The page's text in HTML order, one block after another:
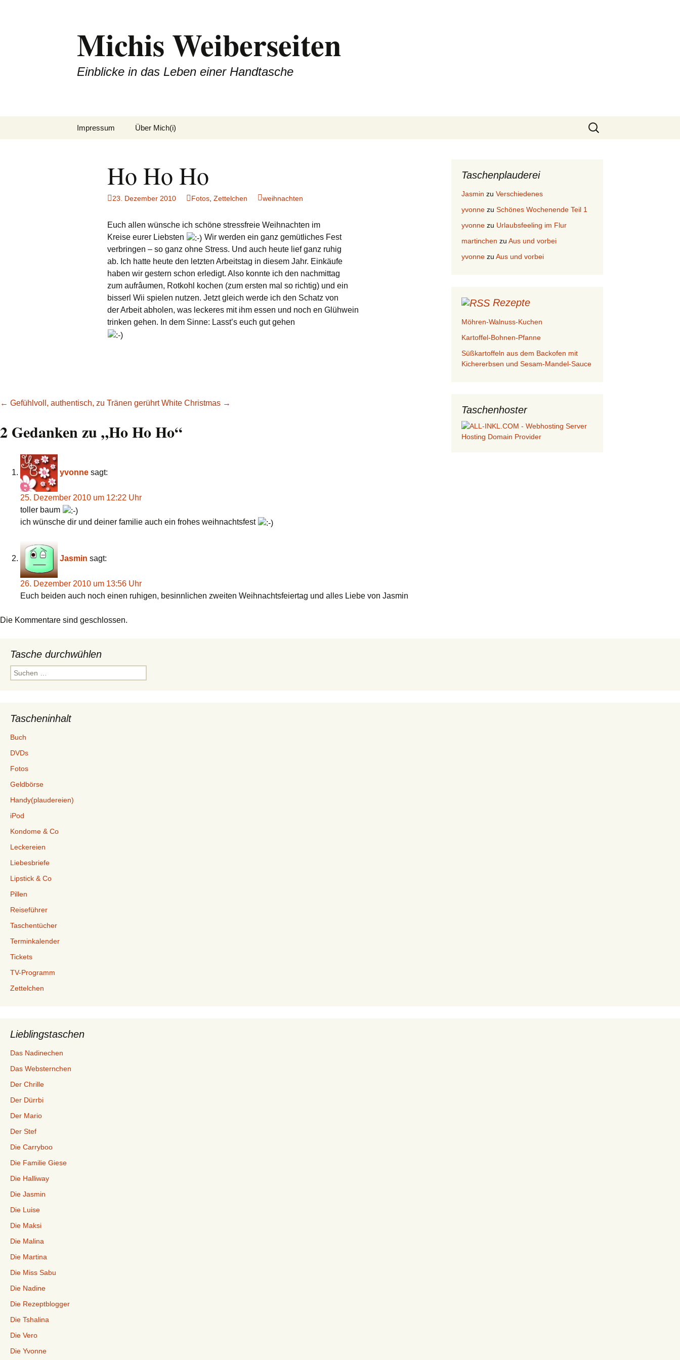
Michis Weiberseiten
Einblicke in das Leben einer Handtasche
Impressum Über Mich(i)
Suchen
nach:
Ho Ho Ho
23. Dezember 2010 Fotos Zettelchen weihnachten
Euch allen wünsche ich schöne stressfreie Weihnachten im
Kreise eurer Liebsten
Wir werden ein ganz gemütliches Fest
verbringen – so ganz ohne Stress. Und auch heute lief ganz ruhig
ab. Ich hatte heute den letzten Arbeitstag in diesem Jahr. Einkäufe
haben wir gestern schon erledigt. Also konnte ich den nachmittag
zum aufrâumen, Rotkohl kochen (zum ersten mal so richtig) und ein
bisserl Wii spielen nutzen. Jetzt gleich werde ich den Schatz von
der Arbeit abholen, was leckeres mit ihm essen und noch en Glühwein
trinken gehen. In dem Sinne: Lasst’s euch gut gehen
Beitragsnavigation
← Gefühlvoll, authentisch, zu Tränen gerührt White Christmas →
2 Gedanken zu „Ho Ho Ho“
yvonne sagt:
25. Dezember 2010 um 12:22 Uhr
toller baum
ich wünsche dir und deiner familie auch ein frohes weihnachtsfest
Jasmin sagt:
26. Dezember 2010 um 13:56 Uhr
Euch beiden auch noch einen ruhigen, besinnlichen zweiten Weihnachtsfeiertag und alles Liebe von Jasmin
Die Kommentare sind geschlossen.
Taschenplauderei
Jasmin zu Verschiedenes
yvonne zu Schönes Wochenende Teil 1
yvonne zu Urlaubsfeeling im Flur
martinchen zu Aus und vorbei
yvonne zu Aus und vorbei
Rezepte
Möhren-Walnuss-Kuchen
Kartoffel-Bohnen-Pfanne
Süßkartoffeln aus dem Backofen mit
Kichererbsen und Sesam-Mandel-Sauce
Taschenhoster
Tasche durchwühlen
Suchen
nach:
Tascheninhalt
Buch
DVDs
Fotos
Geldbörse
Handy(plaudereien)
iPod
Kondome & Co
Leckereien
Liebesbriefe
Lipstick & Co
Pillen
Reiseführer
Taschentücher
Terminkalender
Tickets
TV-Programm
Zettelchen
Lieblingstaschen
Das Nadinechen
Das Websternchen
Der Chrille
Der Dürrbi
Der Mario
Der Stef
Die Carryboo
Die Familie Giese
Die Halliway
Die Jasmin
Die Luise
Die Maksi
Die Malina
Die Martina
Die Miss Sabu
Die Nadine
Die Rezeptblogger
Die Tshalina
Die Vero
Die Yvonne